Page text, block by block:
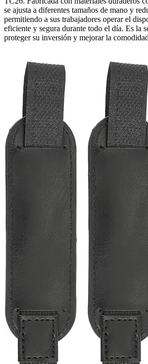
se ajusta a diferentes tamaños de mano y
permitiendo a sus trabajadores operar el
eficiente y segura durante todo el día. Es la
proteger su inversión y mejorar la